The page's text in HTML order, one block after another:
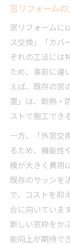
項
断熱や防
断熱
防音
準
省エ
窓リ
窓リフ
い
費用対効
窓リ
較
リフ
上術
窓リ
窓リフォーム
窓リフォームに
ス交換」「カバ
ぞれの工法には
ため、事前に違
えば、既存の窓
置」は、断熱・
ストで施工でき
一方、「外窓交
るため、機能性
模が大きく費用
既存のサッシを
で、コストを抑
合に向いていま
新しい窓枠をか
能向上が期待で